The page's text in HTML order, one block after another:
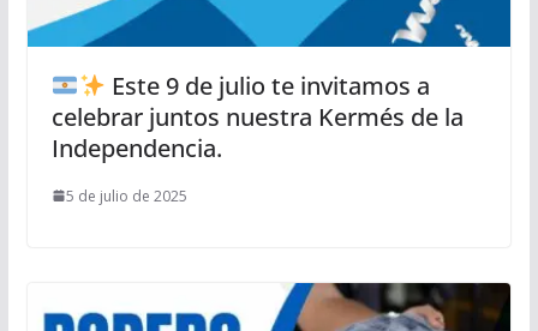
Este 9 de julio te invitamos a
celebrar juntos nuestra Kermés de la
Independencia.
5 de julio de 2025